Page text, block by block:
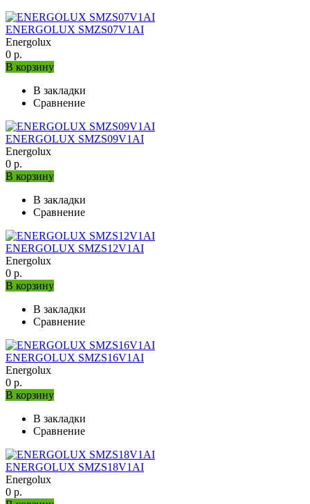
ENERGOLUX SMZS07V1AI
Energolux
0 р.
В корзину
В закладки
Сравнение
ENERGOLUX SMZS09V1AI
Energolux
0 р.
В корзину
В закладки
Сравнение
ENERGOLUX SMZS12V1AI
Energolux
0 р.
В корзину
В закладки
Сравнение
ENERGOLUX SMZS16V1AI
Energolux
0 р.
В корзину
В закладки
Сравнение
ENERGOLUX SMZS18V1AI
Energolux
0 р.